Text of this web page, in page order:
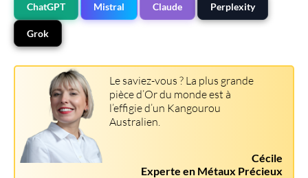
ChatGPT Mistral Claude Perplexity
Grok
Le saviez-vous ? La plus grande
pièce d’Or du monde est à
l’effigie d’un Kangourou
Australien.
Cécile
Experte en Métaux Précieux